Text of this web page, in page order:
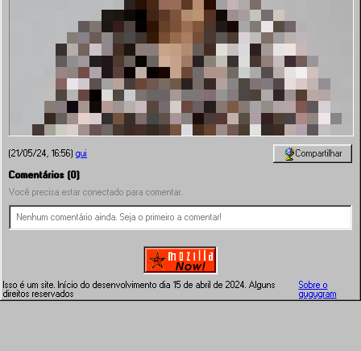
(21/05/24, 16:56) gui Compartilhar
Comentários (0)
Você precisa estar conectado para comentar.
Nenhum comentário ainda. Seja o primeiro a comentar!
Isso é um site. Início do desenvolvimento dia 15 de abril de 2024. Alguns
direitos reservados
Sobre o
gugugram